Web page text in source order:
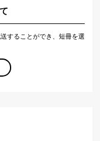
することができ、短冊を選